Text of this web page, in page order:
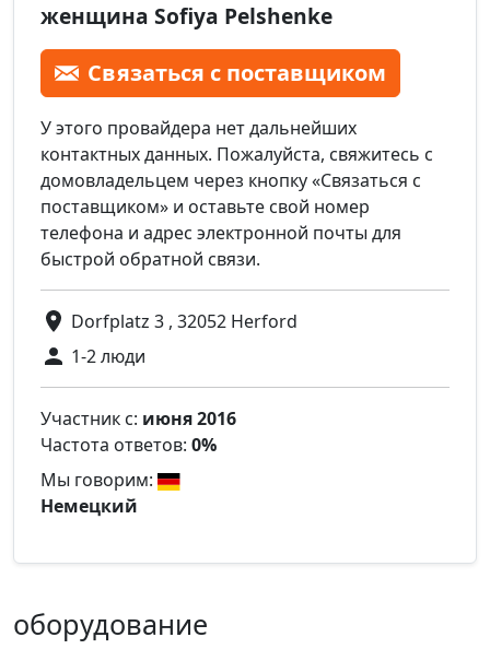
женщина Sofiya Pelshenke
Связаться с поставщиком
У этого провайдера нет дальнейших
контактных данных. Пожалуйста, свяжитесь с
домовладельцем через кнопку «Связаться с
поставщиком» и оставьте свой номер
телефона и адрес электронной почты для
быстрой обратной связи.
Dorfplatz 3 , 32052 Herford
1-2 люди
Участник с: июня 2016
Частота ответов: 0%
Мы говорим:
Немецкий
оборудование